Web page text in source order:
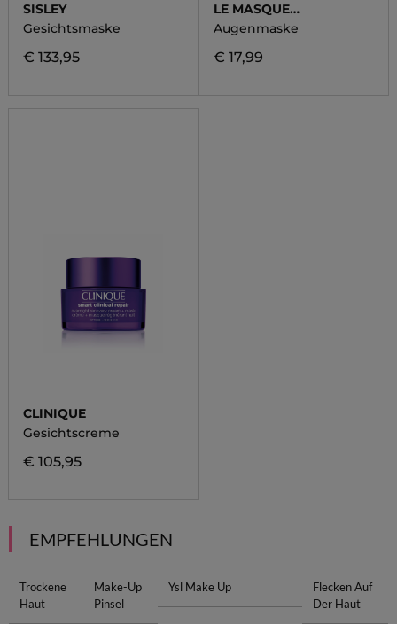
SISLEY
Gesichtsmaske
€ 133,95
LE MASQUE
SWITZERLAND
Augenmaske
€ 17,99
CLINIQUE
Gesichtscreme
€ 105,95
EMPFEHLUNGEN
Trockene
Haut
Make-Up
Pinsel
Ysl Make Up
Flecken Auf
Der Haut